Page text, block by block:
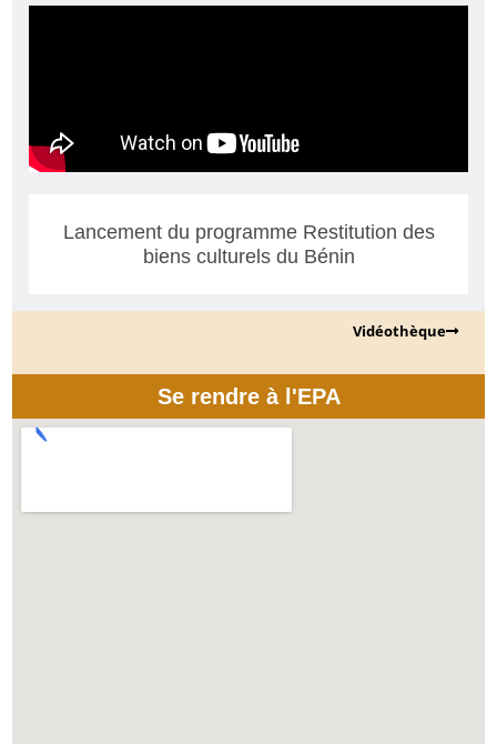
Lancement du programme Restitution des
biens culturels du Bénin
Vidéothèque
Se rendre à l'EPA